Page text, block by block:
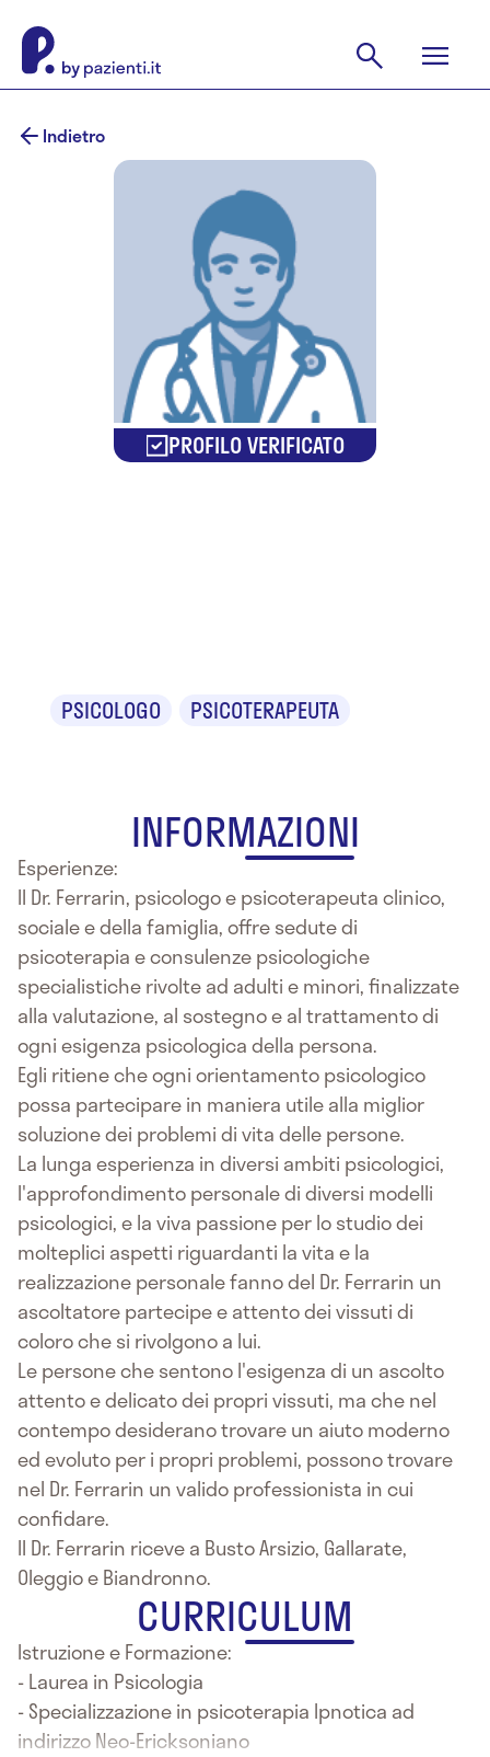
Indietro
PROFILO VERIFICATO
PSICOLOGO PSICOTERAPEUTA
INFORMAZIONI
Esperienze:
Il Dr. Ferrarin, psicologo e psicoterapeuta clinico,
sociale e della famiglia, offre sedute di
psicoterapia e consulenze psicologiche
specialistiche rivolte ad adulti e minori, finalizzate
alla valutazione, al sostegno e al trattamento di
ogni esigenza psicologica della persona.
Egli ritiene che ogni orientamento psicologico
possa partecipare in maniera utile alla miglior
soluzione dei problemi di vita delle persone.
La lunga esperienza in diversi ambiti psicologici,
l'approfondimento personale di diversi modelli
psicologici, e la viva passione per lo studio dei
molteplici aspetti riguardanti la vita e la
realizzazione personale fanno del Dr. Ferrarin un
ascoltatore partecipe e attento dei vissuti di
coloro che si rivolgono a lui.
Le persone che sentono l'esigenza di un ascolto
attento e delicato dei propri vissuti, ma che nel
contempo desiderano trovare un aiuto moderno
ed evoluto per i propri problemi, possono trovare
nel Dr. Ferrarin un valido professionista in cui
confidare.
Il Dr. Ferrarin riceve a Busto Arsizio, Gallarate,
Oleggio e Biandronno.
CURRICULUM
Istruzione e Formazione:
- Laurea in Psicologia
- Specializzazione in psicoterapia Ipnotica ad
indirizzo Neo-Ericksoniano